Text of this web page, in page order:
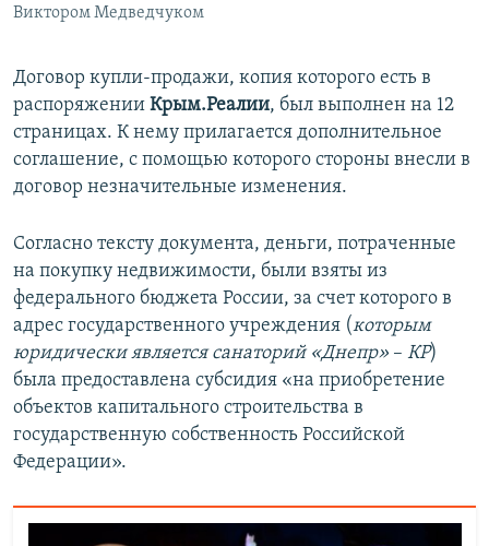
Виктором Медведчуком
Договор купли-продажи, копия которого есть в
распоряжении Крым.Реалии, был выполнен на 12
страницах. К нему прилагается дополнительное
соглашение, с помощью которого стороны внесли в
договор незначительные изменения.
Согласно тексту документа, деньги, потраченные
на покупку недвижимости, были взяты из
федерального бюджета России, за счет которого в
адрес государственного учреждения (которым
юридически является санаторий «Днепр» – КР)
была предоставлена субсидия «на приобретение
объектов капитального строительства в
государственную собственность Российской
Федерации».